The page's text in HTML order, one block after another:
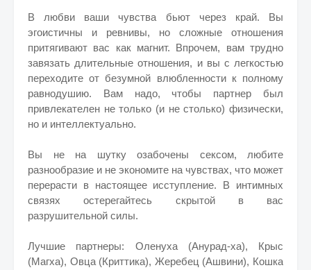
В любви ваши чувства бьют через край. Вы
эгоистичны и ревнивы, но сложные отношения
притягивают вас как магнит. Впрочем, вам трудно
завязать длительные отношения, и вы с легкостью
переходите от безумной влюбленности к полному
равнодушию. Вам надо, чтобы партнер был
привлекателен не только (и не столько) физически,
но и интеллектуально.
Вы не на шутку озабочены сексом, любите
разнообразие и не экономите на чувствах, что может
перерасти в настоящее исступление. В интимных
связях остерегайтесь скрытой в вас
разрушительной силы.
Лучшие партнеры: Оленуха (Анурад-ха), Крыс
(Магха), Овца (Криттика), Жеребец (Ашвини), Кошка